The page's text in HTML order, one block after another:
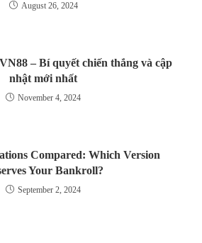
August 26, 2024
– Bí quyết chiến thắng và cập
nhật mới nhất
November 4, 2024
Compared: Which Version
Your Bankroll?
September 2, 2024